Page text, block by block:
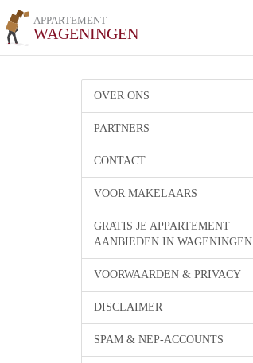
APPARTEMENT
WAGENINGEN
OVER ONS
PARTNERS
CONTACT
VOOR MAKELAARS
GRATIS JE APPARTEMENT
AANBIEDEN IN WAGENINGEN
VOORWAARDEN & PRIVACY
DISCLAIMER
SPAM & NEP-ACCOUNTS